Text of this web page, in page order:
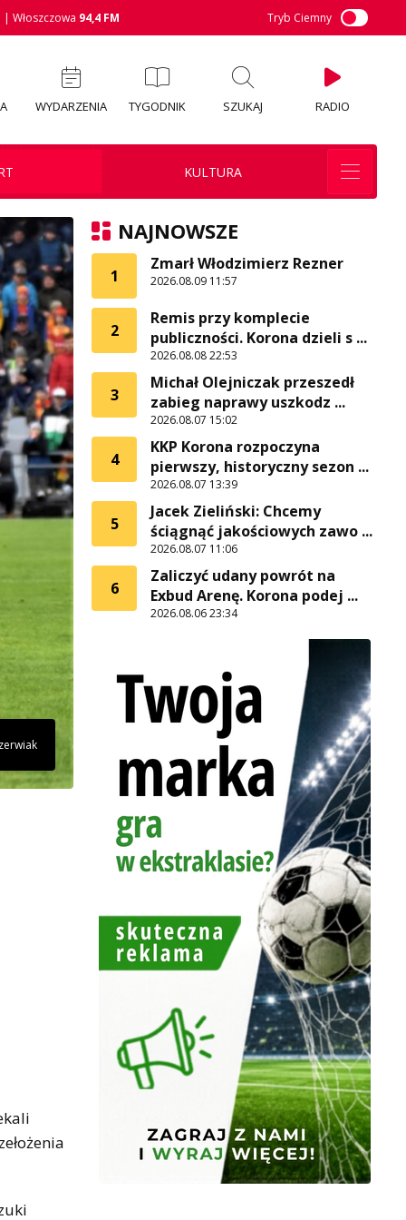
| Włoszczowa 94,4 FM Tryb Ciemny
WYDARZENIA TYGODNIK SZUKAJ RADIO
KULTURA
NAJNOWSZE
1
Zmarł Włodzimierz Rezner
2026.08.09 11:57
2
Remis przy komplecie
publiczności. Korona dzieli s ...
2026.08.08 22:53
3
Michał Olejniczak przeszedł
zabieg naprawy uszkodz ...
2026.08.07 15:02
4
KKP Korona rozpoczyna
pierwszy, historyczny sezon ...
2026.08.07 13:39
5
Jacek Zieliński: Chcemy
ściągnąć jakościowych zawo ...
2026.08.07 11:06
6
Zaliczyć udany powrót na
Exbud Arenę. Korona podej ...
2026.08.06 23:34